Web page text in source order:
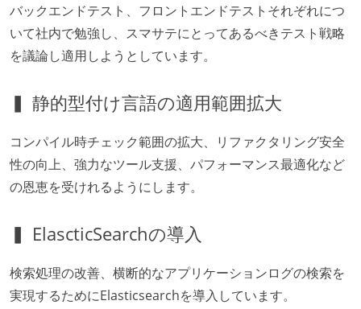
バックエンドテスト、フロントエンドテストそれぞれにつ
いて社内で勉強し、スマサテにとってあるべきテスト戦略
を議論し適用しようとしています。
▍ 静的型付け言語の適用範囲拡大
コンパイル時チェック範囲の拡大、リファクタリング安全
性の向上、強力なツール支援、パフォーマンス最適化など
の恩恵を受けれるようにします。
▍ ElascticSearchの導入
検索処理の改善、横断的なアプリケーションログの検索を
実現するためにElasticsearchを導入しています。